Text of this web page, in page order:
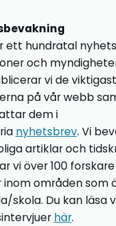
ett hundratal
och
vi de
på vår webb
dem i
nyhetsbrev. Vi
artiklar och
vi över 100
inom områden som
skola. Du kan läsa
här.